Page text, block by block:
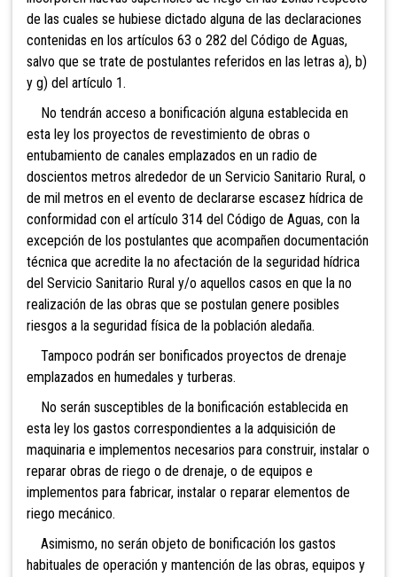
de las cuales se hubiese dictado alguna de las declaraciones
contenidas en los artículos 63 o 282 del Código de Aguas,
salvo que se trate de postulantes referidos en las letras a), b)
y g) del artículo 1.
No tendrán acceso a bonificación alguna establecida en
esta ley los proyectos de revestimiento de obras o
entubamiento de canales emplazados en un radio de
doscientos metros alrededor de un Servicio Sanitario Rural, o
de mil metros en el evento de declararse escasez hídrica de
conformidad con el artículo 314 del Código de Aguas, con la
excepción de los postulantes que acompañen documentación
técnica que acredite la no afectación de la seguridad hídrica
del Servicio Sanitario Rural y/o aquellos casos en que la no
realización de las obras que se postulan genere posibles
riesgos a la seguridad física de la población aledaña.
Tampoco podrán ser bonificados proyectos de drenaje
emplazados en humedales y turberas.
No serán susceptibles de la bonificación establecida en
esta ley los gastos correspondientes a la adquisición de
maquinaria e implementos necesarios para construir, instalar o
reparar obras de riego o de drenaje, o de equipos e
implementos para fabricar, instalar o reparar elementos de
riego mecánico.
Asimismo, no serán objeto de bonificación los gastos
habituales de operación y mantención de las obras, equipos y